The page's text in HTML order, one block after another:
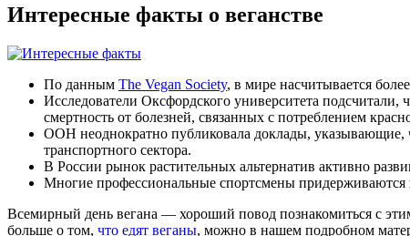
Интересные факты о веганстве
По данным The Vegan Society, в мире насчитывается
Исследователи Оксфордского университета подсчитали,
смертность от болезней, связанных с потреблением
ООН неоднократно публиковала доклады,
транспортного сектора.
В России рынок растительных альтернатив активно
Многие профессиональные спортсмены придерживаются
Всемирный день вегана — хороший повод познакомиться с
больше о том, что едят веганы, можно в нашем подробном